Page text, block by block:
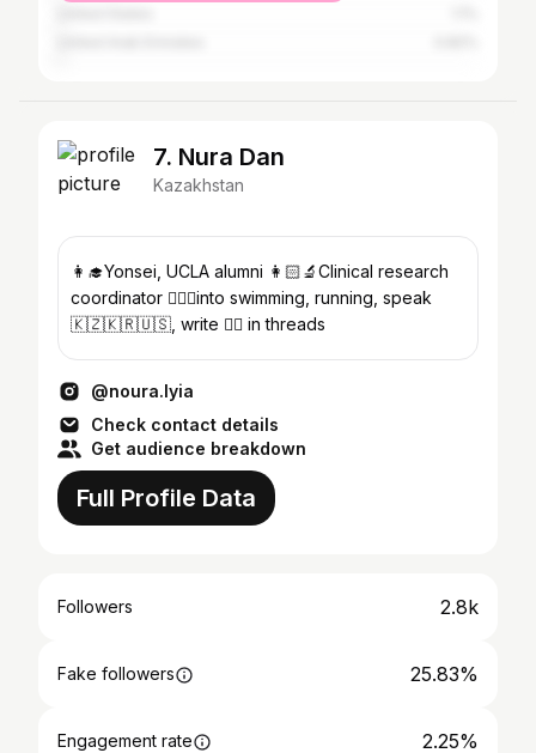
7. Nura Dan
Kazakhstan
👩‍🎓Yonsei, UCLA alumni 👩🏻‍🔬Clinical research
coordinator 🏊‍♀️🧘into swimming, running, speak
🇰🇿🇰🇷🇺🇸, write ✍🏻 in threads
@noura.lyia
Check contact details
Get audience breakdown
Full Profile Data
Followers 2.8k
Fake followers 25.83%
Engagement rate 2.25%